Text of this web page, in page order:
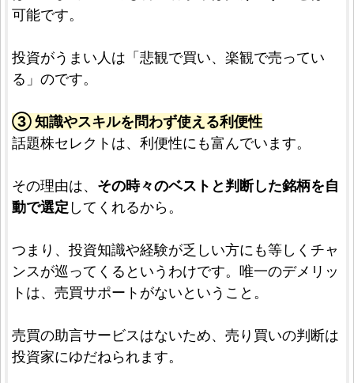
可能です。
投資がうまい人は「悲観で買い、楽観で売ってい
る」のです。
③ 知識やスキルを問わず使える利便性
話題株セレクトは、利便性にも富んでいます。
その理由は、 その時々のベストと判断した銘柄を自
動で選定 してくれるから。
つまり、投資知識や経験が乏しい方にも等しくチャ
ンスが巡ってくるというわけです。唯一のデメリッ
トは、売買サポートがないということ。
売買の助言サービスはないため、売り買いの判断は
投資家にゆだねられます。